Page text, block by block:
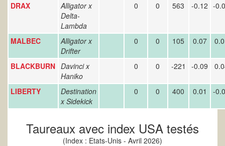
DRAX
Alligator x
Delta-
Lambda
0 0 563 -0.12 -
MALBEC
Alligator x
Drifter
0 0 105 0.07
BLACKBURN Davinci x
Haniko
0 0 -221 -0.09
LIBERTY
Destination
x Sidekick
0 0 400 0.01 -
Taureaux avec index USA testés
(Index : Etats-Unis - Avril 2026)